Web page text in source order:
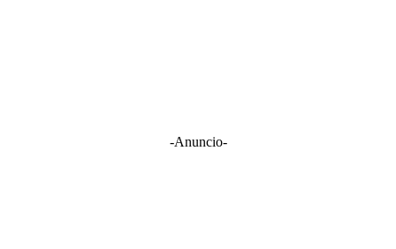
-Anuncio-